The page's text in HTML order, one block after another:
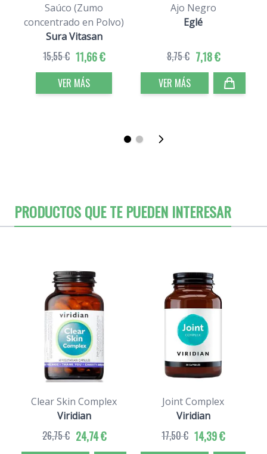
Saúco (Zumo
concentrado en Polvo)
Sura Vitasan
11,66 €
15,55 €
VER MÁS
Ajo Negro
Eglé
7,18 €
8,75 €
VER MÁS
PRODUCTOS QUE TE PUEDEN INTERESAR
Clear Skin Complex
Viridian
24,74 €
26,75 €
Joint Complex
Viridian
14,39 €
17,50 €